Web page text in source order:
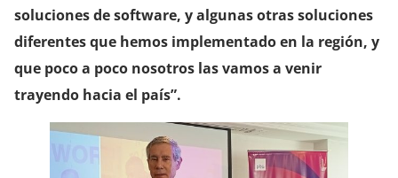
soluciones de software, y algunas otras soluciones
diferentes que hemos implementado en la región, y
que poco a poco nosotros las vamos a venir
trayendo hacia el país”.